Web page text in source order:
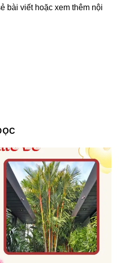
bài viết hoặc xem thêm nội